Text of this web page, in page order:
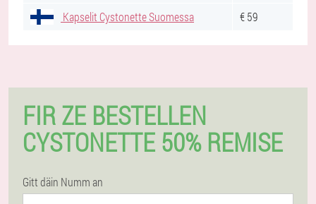
Kapselit Cystonette Suomessa
€ 59
FIR ZE BESTELLEN
CYSTONETTE 50% REMISE
Gitt däin Numm an